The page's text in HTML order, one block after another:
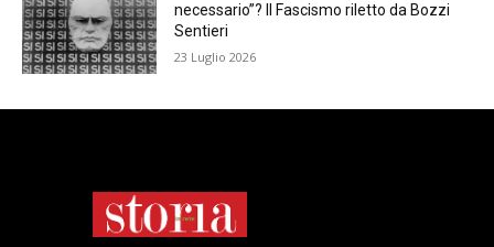
necessario”? Il Fascismo riletto da Bozzi
Sentieri
23 Luglio 2026